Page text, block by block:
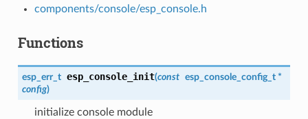
components/console/esp_console.h
Functions
esp_err_t esp_console_init(const esp_console_config_t*
config)
initialize console module